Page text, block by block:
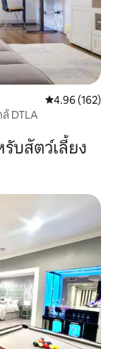
คะแนนเฉลี่ย
4.96 (162)
DTLA
บสัตว์เลี้ยง